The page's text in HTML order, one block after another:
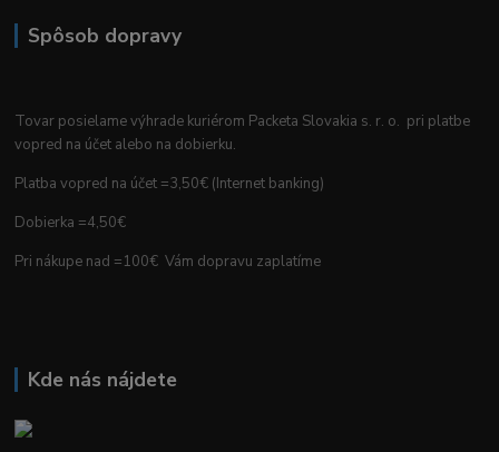
Spôsob dopravy
Tovar posielame výhrade kuriérom Packeta Slovakia s. r. o. pri platbe
vopred na účet alebo na dobierku.
Platba vopred na účet =3,50€ (Internet banking)
Dobierka =4,50€
Pri nákupe nad =100€ Vám dopravu zaplatíme
Kde nás nájdete